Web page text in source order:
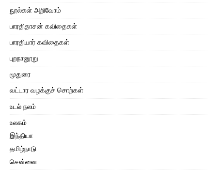
நூல்கள் அறிவோம்
பாரதிதாசன் கவிதைகள்
பாரதியார் கவிதைகள்
புறநானூறு
மூதுரை
வட்டார வழக்குச் சொற்கள்
உடல் நலம்
உலகம்
இந்தியா
தமிழ்நாடு
சென்னை